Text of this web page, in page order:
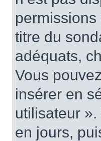
titre du
adéquats,
Vous
insérer en
utilisateur
en jours,